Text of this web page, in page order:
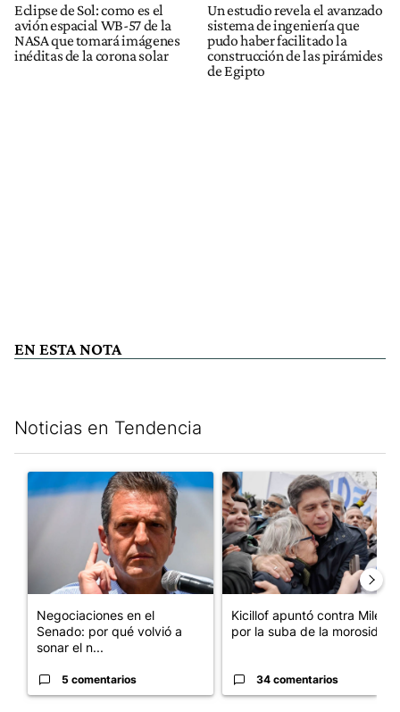
Eclipse de Sol: como es el
avión espacial WB-57 de la
NASA que tomará imágenes
inéditas de la corona solar
Un estudio revela el avanzado
sistema de ingeniería que
pudo haber facilitado la
construcción de las pirámides
de Egipto
EN ESTA NOTA
Noticias en Tendencia
Un artículo de tendencia con el título "Negociaciones en el
Negociaciones en el
Senado: por qué volvió a
sonar el n...
5 comentarios
Un artículo de tendencia con
Kicillof apuntó contra Milei
por la suba de la morosida...
34 comentarios